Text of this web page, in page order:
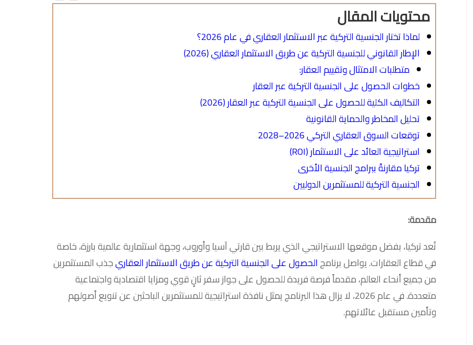
محتويات المقال
لماذا تختار الجنسية التركية عبر الاستثمار العقاري في عام 2026؟
الإطار القانوني للجنسية التركية عن طريق الاستثمار العقاري (2026)
متطلبات الامتثال وتقييم العقار:
خطوات الحصول على الجنسية التركية عبر العقار
التكاليف الكلية للحصول على الجنسية التركية عبر العقار (2026)
تحليل المخاطر والحماية القانونية
توقعات السوق العقاري التركي 2026–2028
استراتيجية العائد على الاستثمار (ROI)
تركيا مقارنةً ببرامج الجنسية الأخرى
الجنسية التركية للمستثمرين الدوليين
مقدمة:
تُعد تركيا، بفضل موقعها الاستراتيجي الذي يربط بين قارتي آسيا وأوروب، وجهة استثمارية عالمية بارزة، خاصة
في قطاع العقارات. يواصل برنامجالحصول على الجنسية التركية عن طريق الاستثمار العقاريجذب المستثمرين
من جميع أنحاء العالم، مقدماً فرصة فريدة للحصول على جواز سفر ثانٍ قوي ومزايا اقتصادية واجتماعية
متعددة. في عام 2026، لا يزال هذا البرنامج يمثل نافذة استراتيجية للمستثمرين الباحثين عن تنويع أصولهم
وتأمين مستقبل عائلاتهم.